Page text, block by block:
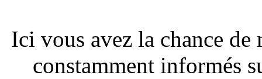
Ici vous avez la chance
constamment informés